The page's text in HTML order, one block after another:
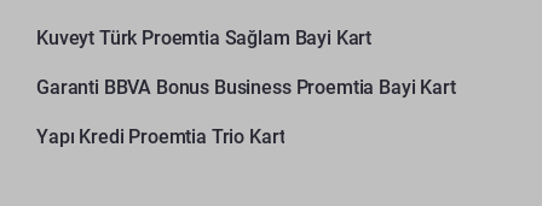
Kuveyt Türk Proemtia Sağlam Bayi Kart
Garanti BBVA Bonus Business Proemtia Bayi Kart
Yapı Kredi Proemtia Trio Kart